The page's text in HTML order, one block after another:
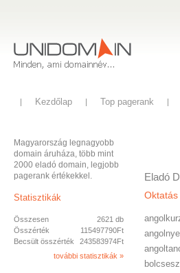
Kezdőlap Top pagerank
Magyarország legnagyobb
domain áruháza, több mint
2000 eladó domain, legjobb
pagerank értékekkel.
Statisztikák
Összesen
2621 db
Összérték
115497790Ft
Becsült összérték
243583974Ft
további statisztikák »
Eladó
Oktatás